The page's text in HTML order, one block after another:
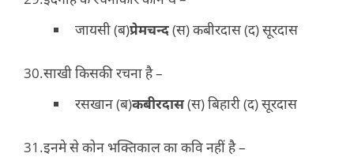
जायसी (ब)प्रेमचन्द(स) कबीरदास (द) सूरदास
साखी किसकी रचना है –
रसखान (ब)कबीरदास(स) बिहारी (द) सूरदास
इनमे से कोन भक्तिकाल का कवि नहीं है –